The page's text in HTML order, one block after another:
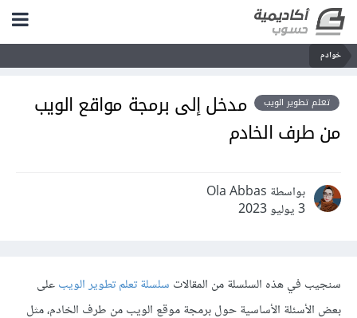
خوادم
تعلم تطوير الويب
مدخل إلى برمجة مواقع الويب
من طرف الخادم
بواسطة Ola Abbas
3 يوليو 2023
سنجيب في هذه السلسلة من المقالات سلسلة تعلم تطوير الويبعلى
بعض الأسئلة الأساسية حول برمجة موقع الويب من طرف الخادم، مثل